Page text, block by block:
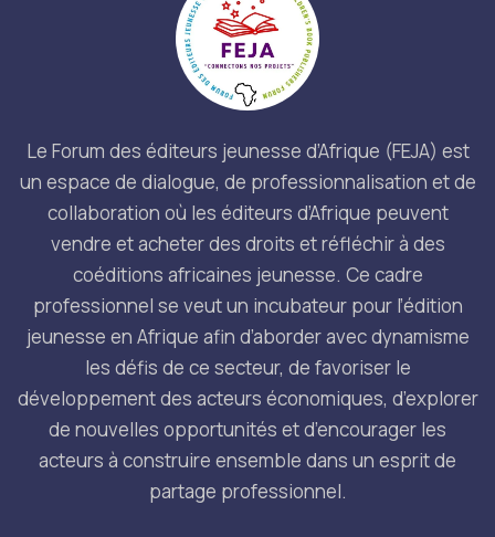
Le Forum des éditeurs jeunesse d’Afrique (FEJA) est
un espace de dialogue, de professionnalisation et de
collaboration où les éditeurs d’Afrique peuvent
vendre et acheter des droits et réfléchir à des
coéditions africaines jeunesse. Ce cadre
professionnel se veut un incubateur pour l’édition
jeunesse en Afrique afin d’aborder avec dynamisme
les défis de ce secteur, de favoriser le
développement des acteurs économiques, d’explorer
de nouvelles opportunités et d’encourager les
acteurs à construire ensemble dans un esprit de
partage professionnel.